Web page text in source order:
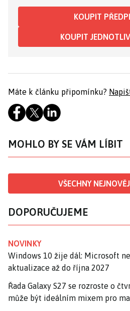
KOUPIT
KOUPIT
Máte k článku připomínku?
MOHLO BY SE VÁM LÍBIT
VŠECHNY
DOPORUČUJEME
NOVINKY
Windows 10 žije dál: Microsoft
aktualizace až do října 2027
Řada Galaxy S27 se rozroste o
může být ideálním mixem pro